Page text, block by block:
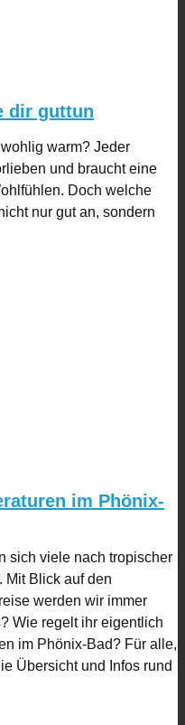
dir guttun
warm? Jeder
und braucht eine
Doch welche
nur gut an, sondern
im Phönix-
sich viele nach tropischer
Mit Blick auf den
werden wir immer
Wie regelt ihr eigentlich
im Phönix-Bad? Für alle,
Übersicht und Infos rund